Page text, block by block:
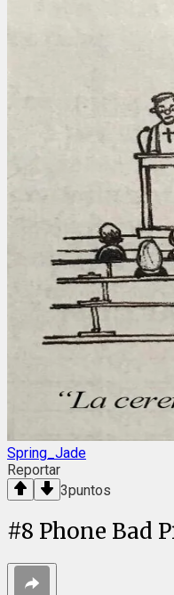
Spring_Jade
Reportar
3puntos
#8 Phone Bad